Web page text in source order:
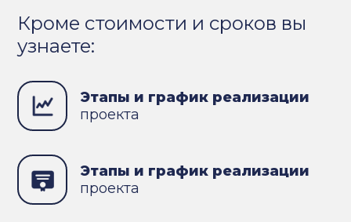
Кроме стоимости и сроков вы
узнаете:
Этапы и график реализации
проекта
Этапы и график реализации
проекта